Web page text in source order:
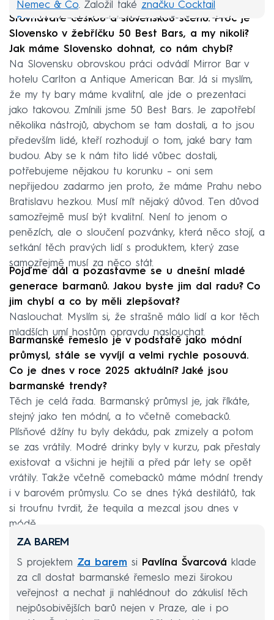
Nemec & Co. Založil také značku Cocktail
Boy, která nabízí originální a chuťově precizní
koktejly v lahvi na bázi lokálních surovin.
Srovnáváte českou a slovenskou scénu. Proč je
Slovensko v žebříčku 50 Best Bars, a my nikoli?
Jak máme Slovensko dohnat, co nám chybí?
Na Slovensku obrovskou práci odvádí Mirror Bar v
hotelu Carlton a Antique American Bar. Já si myslím,
že my ty bary máme kvalitní, ale jde o prezentaci
jako takovou. Zmínili jsme 50 Best Bars. Je zapotřebí
několika nástrojů, abychom se tam dostali, a to jsou
především lidé, kteří rozhodují o tom, jaké bary tam
budou. Aby se k nám tito lidé vůbec dostali,
potřebujeme nějakou tu korunku – oni sem
nepřijedou zadarmo jen proto, že máme Prahu nebo
Bratislavu hezkou. Musí mít nějaký důvod. Ten důvod
samozřejmě musí být kvalitní. Není to jenom o
penězích, ale o sloučení pozvánky, která něco stojí, a
setkání těch pravých lidí s produktem, který zase
samozřejmě musí za něco stát.
Pojďme dál a pozastavme se u dnešní mladé
generace barmanů. Jakou byste jim dal radu? Co
jim chybí a co by měli zlepšovat?
Naslouchat. Myslím si, že strašně málo lidí a kor těch
mladších umí hostům opravdu naslouchat.
Barmanské řemeslo je v podstatě jako módní
průmysl, stále se vyvíjí a velmi rychle posouvá.
Co je dnes v roce 2025 aktuální? Jaké jsou
barmanské trendy?
Těch je celá řada. Barmanský průmysl je, jak říkáte,
stejný jako ten módní, a to včetně comebacků.
Plísňové džíny tu byly dekádu, pak zmizely a potom
se zas vrátily. Modré drinky byly v kurzu, pak přestaly
existovat a všichni je hejtili a před pár lety se opět
vrátily. Takže včetně comebacků máme módní trendy
i v barovém průmyslu. Co se dnes týká destilátů, tak
si troufnu tvrdit, že tequila a mezcal jsou dnes v
módě.
ZA BAREM
S projektem Za barem si Pavlína Švarcová klade
za cíl dostat barmanské řemeslo mezi širokou
veřejnost a nechat ji nahlédnout do zákulisí těch
nejpůsobivějších barů nejen v Praze, ale i po